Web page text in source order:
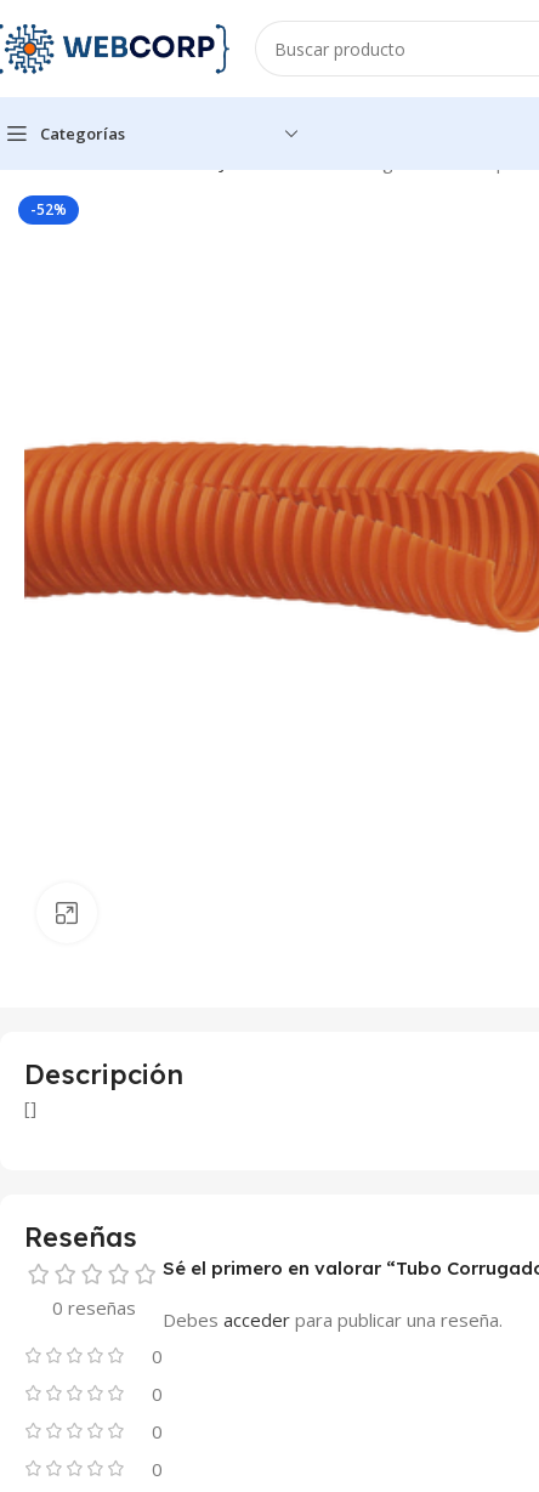
Categorías
-52%
Descripción
[]
Reseñas
0 reseñas
0
0
0
0
Sé el primero en valorar “Tubo
Debes acceder para publicar una reseña.